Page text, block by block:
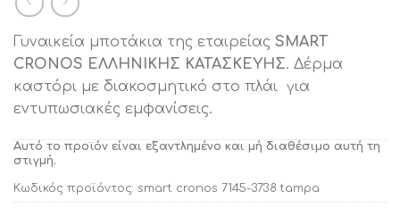
Γυναικεία μποτάκια της εταιρείας SMART
CRONOS ΕΛΛΗΝΙΚΗΣ ΚΑΤΑΣΚΕΥΗΣ. Δέρμα
καστόρι με διακοσμητικό στο πλάι για
εντυπωσιακές εμφανίσεις.
Αυτό το προϊόν είναι εξαντλημένο και μή διαθέσιμο αυτή τη
στιγμή.
Κωδικός προϊόντος: smart cronos 7145-3738 tampa